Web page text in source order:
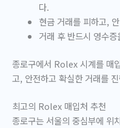
다.
현금 거래를 피하고,
거래 후 반드시 영수
종로구에서 Rolex 시계를 매
고, 안전하고 확실한 거래를
최고의 Rolex 매입처 추천
종로구는 서울의 중심부에 위